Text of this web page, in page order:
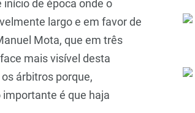
de época onde o
largo e em favor de
Mota, que em três
mais visível desta
árbitros porque,
é que haja